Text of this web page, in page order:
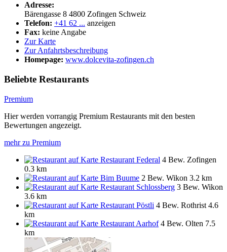
Adresse:
Bärengasse 8 4800 Zofingen Schweiz
Telefon: +41 62 ... anzeigen
Fax: keine Angabe
Zur Karte
Zur Anfahrtsbeschreibung
Homepage: www.dolcevita-zofingen.ch
Beliebte Restaurants
Premium
Hier werden vorrangig Premium Restaurants mit den besten
Bewertungen angezeigt.
mehr zu Premium
Restaurant Federal 4 Bew. Zofingen
0.3 km
Bim Buume 2 Bew. Wikon 3.2 km
Restaurant Schlossberg 3 Bew. Wikon
3.6 km
Restaurant Pöstli 4 Bew. Rothrist 4.6
km
Restaurant Aarhof 4 Bew. Olten 7.5
km